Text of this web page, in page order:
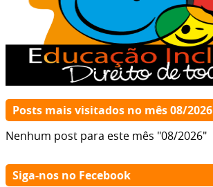
Posts mais visitados no mês 08/2026
Nenhum post para este mês "08/2026"
Siga-nos no Fecebook